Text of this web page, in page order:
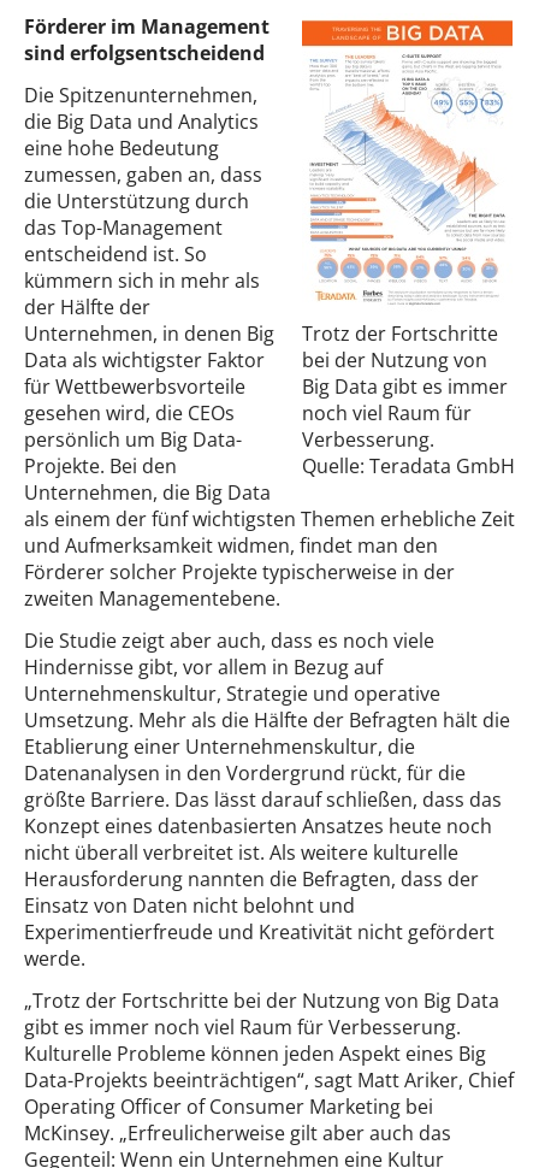
Trotz der Fortschritte
bei der Nutzung von
Big Data gibt es immer
noch viel Raum für
Verbesserung.
Quelle: Teradata GmbH
Förderer im Management
sind erfolgsentscheidend
Die Spitzenunternehmen,
die Big Data und Analytics
eine hohe Bedeutung
zumessen, gaben an, dass
die Unterstützung durch
das Top-Management
entscheidend ist. So
kümmern sich in mehr als
der Hälfte der
Unternehmen, in denen Big
Data als wichtigster Faktor
für Wettbewerbsvorteile
gesehen wird, die CEOs
persönlich um Big Data-
Projekte. Bei den
Unternehmen, die Big Data
als einem der fünf wichtigsten Themen erhebliche Zeit
und Aufmerksamkeit widmen, findet man den
Förderer solcher Projekte typischerweise in der
zweiten Managementebene.
Die Studie zeigt aber auch, dass es noch viele
Hindernisse gibt, vor allem in Bezug auf
Unternehmenskultur, Strategie und operative
Umsetzung. Mehr als die Hälfte der Befragten hält die
Etablierung einer Unternehmenskultur, die
Datenanalysen in den Vordergrund rückt, für die
größte Barriere. Das lässt darauf schließen, dass das
Konzept eines datenbasierten Ansatzes heute noch
nicht überall verbreitet ist. Als weitere kulturelle
Herausforderung nannten die Befragten, dass der
Einsatz von Daten nicht belohnt und
Experimentierfreude und Kreativität nicht gefördert
werde.
„Trotz der Fortschritte bei der Nutzung von Big Data
gibt es immer noch viel Raum für Verbesserung.
Kulturelle Probleme können jeden Aspekt eines Big
Data-Projekts beeinträchtigen“, sagt Matt Ariker, Chief
Operating Officer of Consumer Marketing bei
McKinsey. „Erfreulicherweise gilt aber auch das
Gegenteil: Wenn ein Unternehmen eine Kultur